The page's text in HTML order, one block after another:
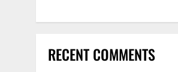
RECENT COMMENTS